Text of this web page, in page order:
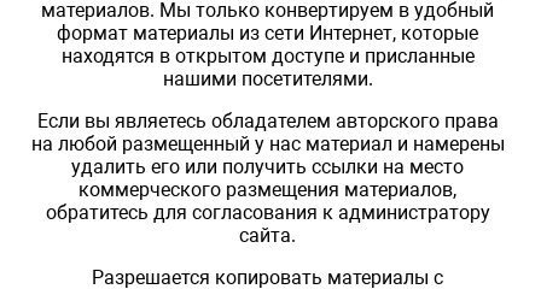
материалов. Мы только конвертируем в удобный
формат материалы из сети Интернет, которые
находятся в открытом доступе и присланные
нашими посетителями.
Если вы являетесь обладателем авторского права
на любой размещенный у нас материал и намерены
удалить его или получить ссылки на место
коммерческого размещения материалов,
обратитесь для согласования к администратору
сайта.
Разрешается копировать материалы с